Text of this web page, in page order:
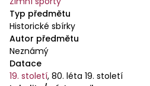
Typ předmětu
Historické sbírky
Autor předmětu
Neznámý
Datace
19. století, 80. léta 19. století